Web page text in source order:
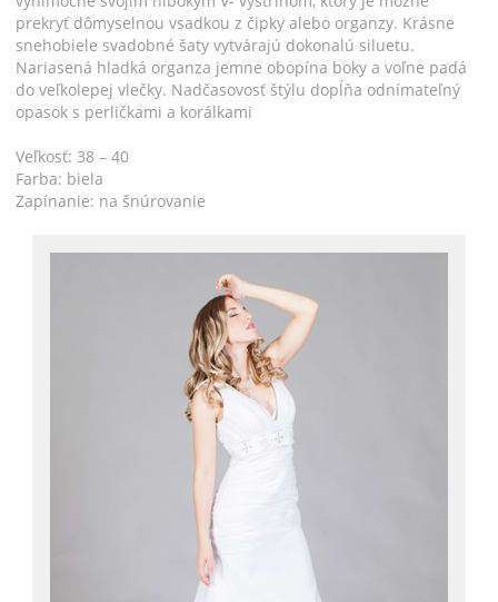
prekryť dômyselnou vsadkou z čipky alebo organzy. Krásne
snehobiele svadobné šaty vytvárajú dokonalú siluetu.
Nariasená hladká organza jemne obopína boky a voľne padá
do veľkolepej vlečky. Nadčasovosť štýlu dopĺňa odnímateľný
opasok s perličkami a korálkami
Veľkosť: 38 – 40
Farba: biela
Zapínanie: na šnúrovanie